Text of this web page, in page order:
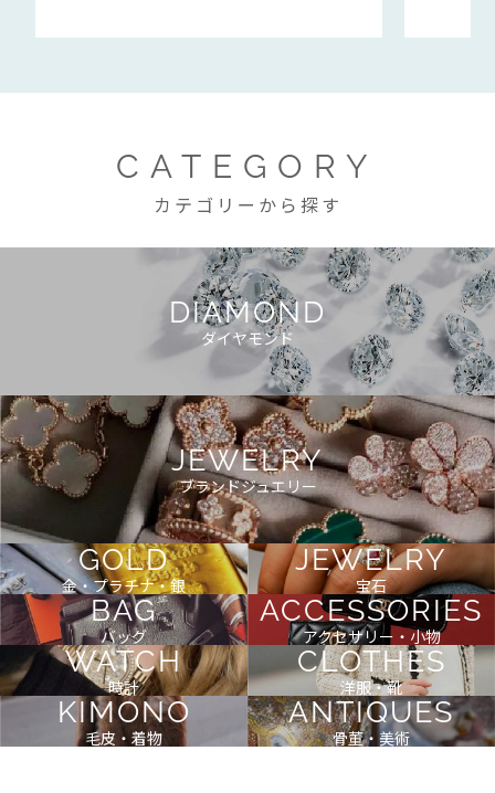
CATEGORY
カテゴリーから探す
DIAMOND
ダイヤモンド
JEWELRY
ブランドジュエリー
GOLD
金・プラチナ・銀
JEWELRY
宝石
BAG
バッグ
ACCESSORIES
アクセサリー・小物
WATCH
時計
CLOTHES
洋服・靴
KIMONO
毛皮・着物
ANTIQUES
骨董・美術